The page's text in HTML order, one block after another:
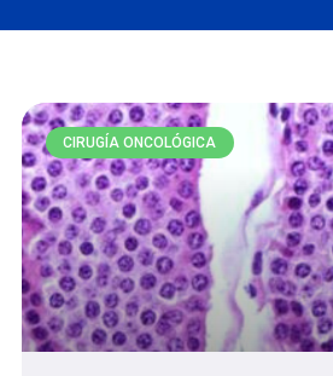
CIRUGÍA ONCOLÓGICA